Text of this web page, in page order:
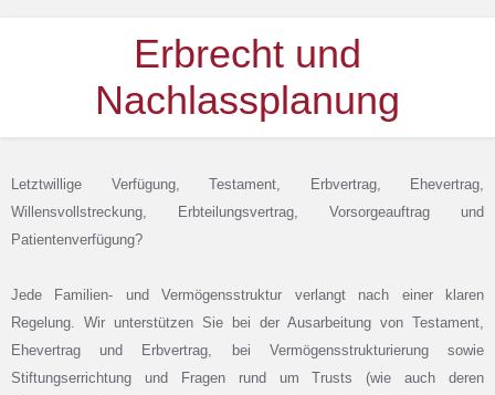
Erbrecht und
Nachlassplanung
Letztwillige Verfügung, Testament, Erbvertrag, Ehevertrag,
Willensvollstreckung, Erbteilungsvertrag, Vorsorgeauftrag und
Patientenverfügung?
Jede Familien- und Vermögensstruktur verlangt nach einer klaren
Regelung. Wir unterstützen Sie bei der Ausarbeitung von Testament,
Ehevertrag und Erbvertrag, bei Vermögensstrukturierung sowie
Stiftungserrichtung und Fragen rund um Trusts (wie auch deren